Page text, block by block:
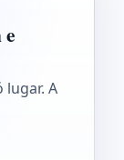
lugar. A